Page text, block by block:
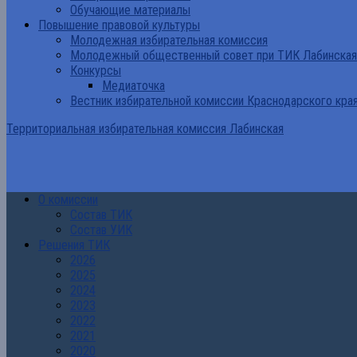
Обучающие материалы
Повышение правовой культуры
Молодежная избирательная комиссия
Молодежный общественный совет при ТИК Лабинская
Конкурсы
Медиаточка
Вестник избирательной комиссии Краснодарского
Территориальная избирательная комиссия Лабинская
О комиссии
Состав ТИК
Состав УИК
Решения ТИК
2026
2025
2024
2023
2022
2021
2020